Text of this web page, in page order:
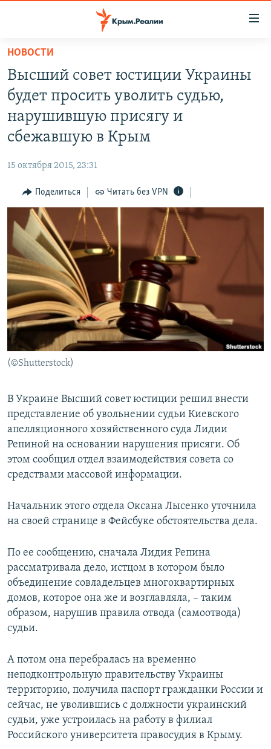
Вернуться
основному
содержанию
Вернутся
главной
Вернутся
поиску
СПЕЦПРОЕКТЫ
КАРТА ВОЕННЫХ ОБЪЕКТОВ КРЫМА
ВОДА
ИСТОРИЯ
ИНТЕРАКТИВ
ИНФОГРАФИКА
ТЕЛЕПРОЕКТ КРЫМ.РЕАЛИИ
СОВЕТЫ ПРАВОЗАЩИТНИКОВ
ПРОПАВШИЕ БЕЗ ВЕСТИ
ПОБЕДИТЕЛЕЙ НЕ СУДЯТ?
КРЫМ.НЕПОКОРЕННЫЙ
ELIFBE
УКРАИНСКАЯ ПРОБЛЕМА КРЫМА
РАДІО СВОБОДА
КАК ОБОЙТИ БЛОКИРОВКУ
Українською
Qırımtatar
ПРИСОЕДИНЯЙТЕСЬ!
Все сайты RFE/RL
НОВОСТИ
Высший совет юстиции Украины
будет просить уволить судью,
нарушившую присягу и
сбежавшую в Крым
15 октября 2015, 23:31
Поделиться Читать без VPN
(©Shutterstock)
В Украине Высший совет юстиции решил внести
представление об увольнении судьи Киевского
апелляционного хозяйственного суда Лидии
Репиной на основании нарушения присяги. Об
этом сообщил отдел взаимодействия совета со
средствами массовой информации.
Начальник этого отдела Оксана Лысенко уточнила
на своей странице в Фейсбуке обстоятельства дела.
По ее сообщению, сначала Лидия Репина
рассматривала дело, истцом в котором было
объединение совладельцев многоквартирных
домов, которое она же и возглавляла, – таким
образом, нарушив правила отвода (самоотвода)
судьи.
А потом она перебралась на временно
неподконтрольную правительству Украины
территорию, получила паспорт гражданки России и
сейчас, не уволившись с должности украинский
судьи, уже устроилась на работу в филиал
Российского университета правосудия в Крыму.